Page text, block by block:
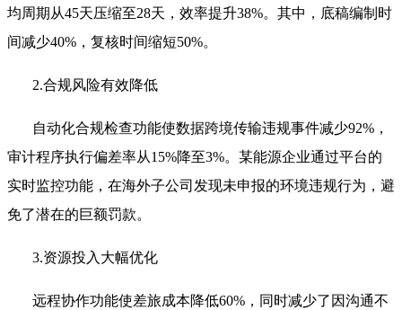
均周期从45天压缩至28天，效率提升38%。其中，底稿编制时
间减少40%，复核时间缩短50%。
2.合规风险有效降低
自动化合规检查功能使数据跨境传输违规事件减少92%，
审计程序执行偏差率从15%降至3%。某能源企业通过平台的
实时监控功能，在海外子公司发现未申报的环境违规行为，避
免了潜在的巨额罚款。
3.资源投入大幅优化
远程协作功能使差旅成本降低60%，同时减少了因沟通不